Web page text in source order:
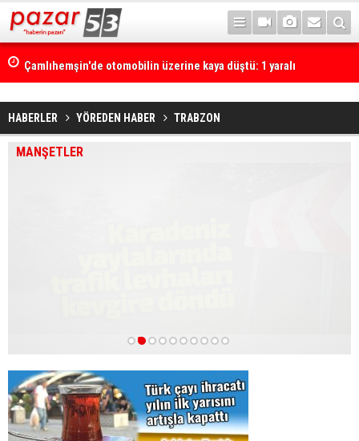
Çamlıhemşin'de otomobilin üzerine kaya düştü: 1 yaralı
HABERLER YÖREDEN HABER TRABZON
MANŞETLER